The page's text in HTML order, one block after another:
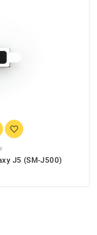
J5 (SM-J500)